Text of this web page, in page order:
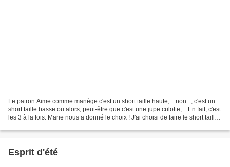
Le patron Aime comme manège c'est un short taille haute,... non..., c'est un
short taille basse ou alors, peut-être que c'est une jupe culotte,... En fait, c'est
les 3 à la fois. Marie nous a donné le choix ! J'ai choisi de faire le short taille
Esprit d'été